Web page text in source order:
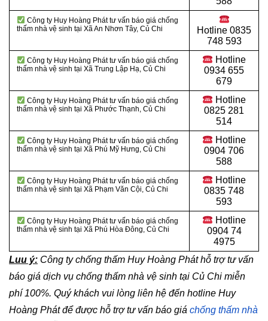
Công ty Huy Hoàng Phát tư vấn báo giá chống
thấm nhà vệ sinh tại Xã An Nhơn Tây, Củ Chi
Hotline 0835
748 593
Công ty Huy Hoàng Phát tư vấn báo giá chống
thấm nhà vệ sinh tại Xã Trung Lập Hạ, Củ Chi
Hotline
0934 655
679
Công ty Huy Hoàng Phát tư vấn báo giá chống
thấm nhà vệ sinh tại Xã Phước Thạnh, Củ Chi
Hotline
0825 281
514
Công ty Huy Hoàng Phát tư vấn báo giá chống
thấm nhà vệ sinh tại Xã Phú Mỹ Hưng, Củ Chi
Hotline
0904 706
588
Công ty Huy Hoàng Phát tư vấn báo giá chống
thấm nhà vệ sinh tại Xã Phạm Văn Cội, Củ Chi
Hotline
0835 748
593
Công ty Huy Hoàng Phát tư vấn báo giá chống
thấm nhà vệ sinh tại Xã Phú Hòa Đông, Củ Chi
Hotline
0904 74
4975
Luu ý: Công ty chống thấm Huy Hoàng Phát hỗ trợ tư vấn
báo giá dịch vụ chống thấm nhà vệ sinh tại Củ Chi miễn
phí 100%. Quý khách vui lòng liên hệ đến hotline Huy
Hoàng Phát để được hỗ trợ tư vấn báo giá chống thấm nhà